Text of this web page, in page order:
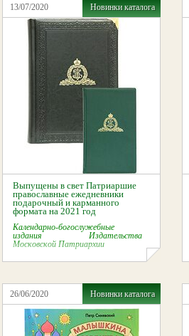
13/07/2020 Новинки каталога
Выпущены в свет Патриаршие
православные ежедневники
подарочный и карманного
формата на 2021 год
Календарно-богослужебные
издания Издательства
Московской Патриархии
26/06/2020 Новинки каталога